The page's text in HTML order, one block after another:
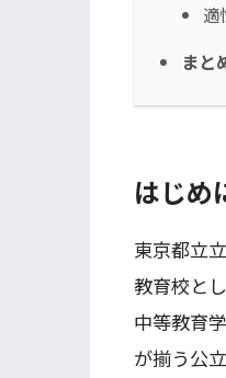
適
まと
はじめ
東京都立
教育校と
中等教育
が揃う公